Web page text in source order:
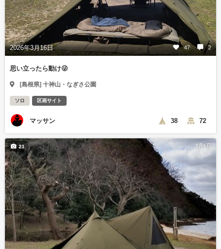
2026年3月16日 47 2
思い立ったら動け😜
[島根県] 十神山・なぎさ公園
ソロ 区画サイト
マッサン 38 72
2月6日
21